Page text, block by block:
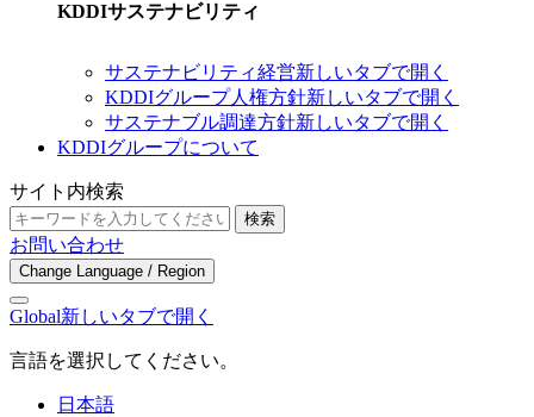
KDDIサステナビリティ
サステナビリティ経営新しいタブで開く
KDDIグループ人権方針新しいタブで開く
サステナブル調達方針新しいタブで開く
KDDIグループについて
サイト内検索
検索
お問い合わせ
Change Language / Region
Global新しいタブで開く
言語を選択してください。
日本語